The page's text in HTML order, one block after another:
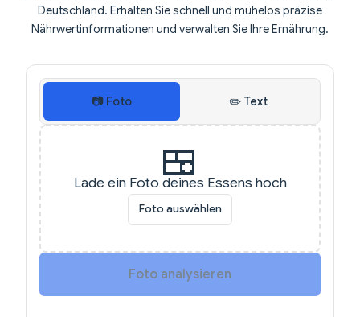
Deutschland. Erhalten Sie schnell und mühelos präzise
Nährwertinformationen und verwalten Sie Ihre Ernährung.
📷 Foto ✏️ Text
🍱
Lade ein Foto deines Essens hoch
Foto auswählen
Upload a JPEG or PNG image
Foto analysieren
Please upload a photo or enter food name first